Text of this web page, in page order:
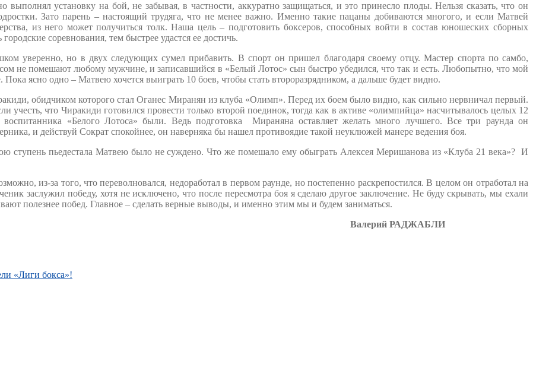
установку на бой, не забывая, в частности, аккуратно защищаться, и это принесло плоды. Нельзя сказать, что он
Зато парень – настоящий трудяга, что не менее важно. Именно такие пацаны добиваются многого, и если Матвей
из него может получиться толк. Наша цель – подготовить боксеров, способных войти в состав юношеских сборных
городские соревнования, тем быстрее удастся ее достичь.
уверенно, но в двух следующих сумел прибавить. В спорт он пришел благодаря своему отцу. Мастер спорта по самбо,
не помешают любому мужчине, и записавшийся в «Белый Лотос» сын быстро убедился, что так и есть. Любопытно, что мой
ясно одно – Матвею хочется выиграть 10 боев, чтобы стать второразрядником, а дальше будет видно.
обидчиком которого стал Оганес Миранян из клуба «Олимп». Перед их боем было видно, как сильно нервничал первый.
учесть, что Чиракиди готовился провести только второй поединок, тогда как в активе «олимпийца» насчитывалось целых 12
«Белого Лотоса» были. Ведь подготовка Мираняна оставляет желать много лучшего. Все три раунда он
и действуй Сократ спокойнее, он наверняка бы нашел противоядие такой неуклюжей манере ведения боя.
ступень пьедестала Матвею было не суждено. Что же помешало ему обыграть Алексея Меришанова из «Клуба 21 века»? И
из-за того, что переволновался, недоработал в первом раунде, но постепенно раскрепостился. В целом он отработал на
заслужил победу, хотя не исключено, что после пересмотра боя я сделаю другое заключение. Не буду скрывать, мы ехали
полезнее побед. Главное – сделать верные выводы, и именно этим мы и будем заниматься.
Валерий РАДЖАБЛИ
«Лиги бокса»!